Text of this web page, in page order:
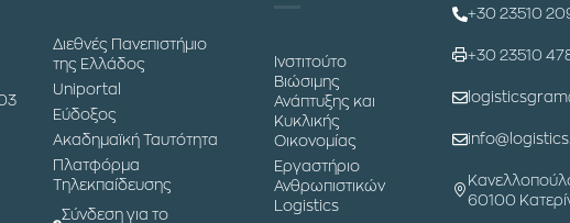
Διεθνές Πανεπιστήμιο
της Ελλάδος
Uniportal
Εύδοξος
Ακαδημαϊκή Ταυτότητα
Πλατφόρμα
Τηλεκπαίδευσης
Σύνδεση για το
Ινστιτούτο
Βιώσιμης
Ανάπτυξης και
Κυκλικής
Οικονομίας
Εργαστήριο
Ανθρωπιστικών
Logistics
+30 23510
+30 23510
60100